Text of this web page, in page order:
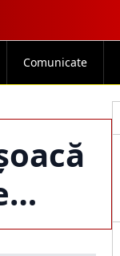
Comunicate